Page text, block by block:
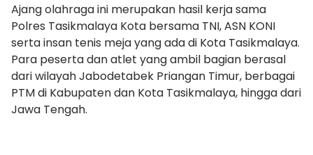
Ajang olahraga ini merupakan hasil kerja sama
Polres Tasikmalaya Kota bersama TNI, ASN KONI
serta insan tenis meja yang ada di Kota Tasikmalaya.
Para peserta dan atlet yang ambil bagian berasal
dari wilayah Jabodetabek Priangan Timur, berbagai
PTM di Kabupaten dan Kota Tasikmalaya, hingga dari
Jawa Tengah.